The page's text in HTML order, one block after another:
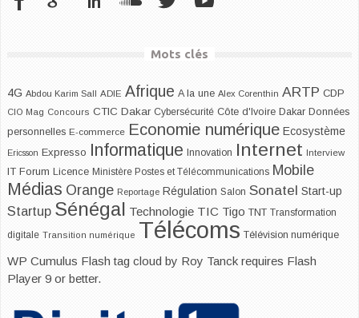
Mots clés
4G Abdou Karim Sall ADIE Afrique A la une Alex Corenthin ARTP CDP
CIO Mag Concours CTIC Dakar Cybersécurité Côte d'Ivoire Dakar Données
personnelles E-commerce Economie numérique Ecosystème
Ericsson Expresso Informatique Innovation Internet Interview
IT Forum Licence Ministère Postes et Télécommunications Mobile
Médias Orange Reportage Régulation Salon Sonatel Start-up
Startup Sénégal Technologie TIC Tigo TNT Transformation
digitale Transition numérique Télécoms Télévision numérique
WP Cumulus Flash tag cloud by Roy Tanck requires Flash
Player 9 or better.